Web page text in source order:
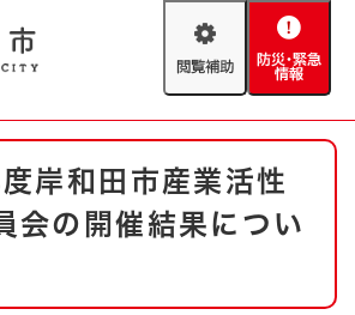
閲
助
防
緊
情
報
急情報 救急・消防
マップ AED設置箇所
岸和田市産業活性
会の開催結果につい